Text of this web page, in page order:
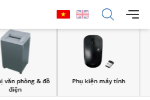
Phụ kiện máy tính Sản Phẩm Giấy